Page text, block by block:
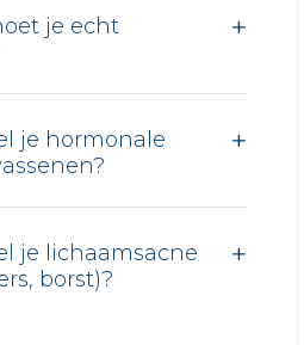
je echt
je hormonale
je lichaamsacne
borst)?